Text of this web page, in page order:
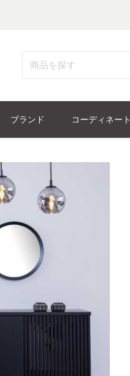
ブランド コーディネート